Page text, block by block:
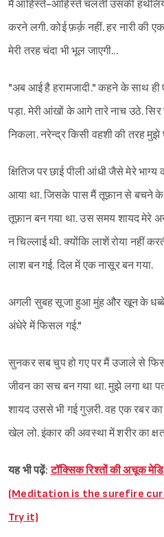
मैं आहिस्ते-आहिस्ते चलती उसकी
करने लगी. कोई फ़र्क़ नहीं. हर नारी
मेरी तरह चंदा भी भूल जाएगी...
"अब आई है हरामजादी." कहने के साथ ही
पड़ा. मेरी आंखों के आगे तारे नाच उठे. सिर
निकला. नरेन्द्र किसी वहशी की तरह मुझे
क्षितिज पर छाई पीली आंधी जैसे मेरे
आया था. जिसके पास मैं तूफ़ान से बचने के
तूफ़ान बन गया था. उस समय शायद मेरे
न चिल्लाई थी. क्योंकि लाशें रोया नहीं
लाश बन गई. दिल में एक नासूर बन गया.
अगली सुबह सूजा हुआ मुंह और खून के धब्बे
अंधेरे में फिसल गई."
सुनकर सब चुप हो गए पर मैं उजाले से
जीवन का सच बन गया था. मुझे लगा था
शायद उससे भी गई गुज़री. वह एक रबर
खेल लो. इंकार की अवस्था में शरीर का
यह भी पढ़ें:टॉक्सिक रिश्तों की अचूक
(Meditation is the surefire
Try it)